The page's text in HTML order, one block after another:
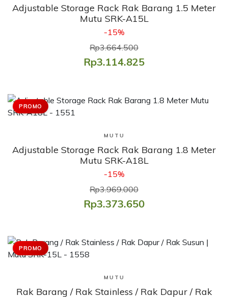
Adjustable Storage Rack Rak Barang 1.5 Meter
Mutu SRK-A15L
-15%
Rp3.664.500
Rp3.114.825
PROMO
Lihat Produk
MUTU
Adjustable Storage Rack Rak Barang 1.8 Meter
Mutu SRK-A18L
-15%
Rp3.969.000
Rp3.373.650
PROMO
Lihat Produk
MUTU
Rak Barang / Rak Stainless / Rak Dapur / Rak